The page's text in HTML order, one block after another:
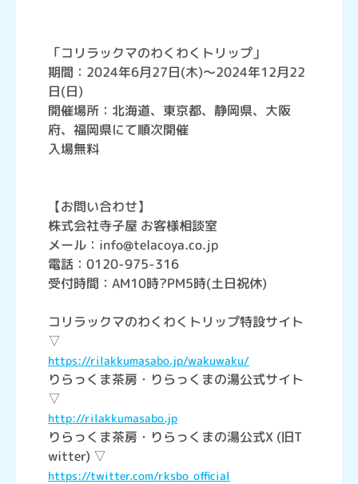
「コリラックマのわくわくトリップ」
期間：2024年6月27日(木)～2024年12月22
日(日)
開催場所：北海道、東京都、静岡県、大阪
府、福岡県にて順次開催
入場無料
【お問い合わせ】
株式会社寺子屋 お客様相談室
メール：info@telacoya.co.jp
電話：0120-975-316
受付時間：AM10時?PM5時(土日祝休)
コリラックマのわくわくトリップ特設サイト
▽
https://rilakkumasabo.jp/wakuwaku/
りらっくま茶房・りらっくまの湯公式サイト
▽
http://rilakkumasabo.jp
りらっくま茶房・りらっくまの湯公式X (旧T
witter) ▽
https://twitter.com/rksbo_official